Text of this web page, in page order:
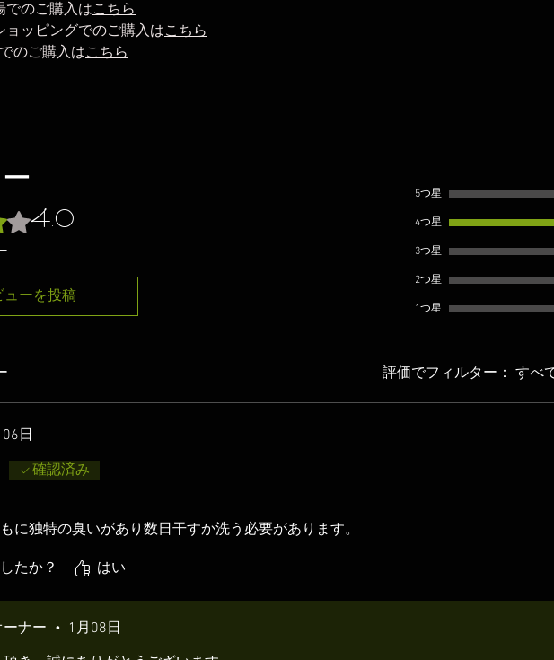
でのご購入はこちら
ョッピングでのご購入はこちら
のご購入はこちら
評価されています。
4.0
ューを投稿
5つ星
4つ星
3つ星
2つ星
1つ星
評価でフィルター： すべ
日
評価されています。
確認済み
に独特の臭いがあり数日干すか洗う必要があります。
たか？ はい
ナー • 1月08日